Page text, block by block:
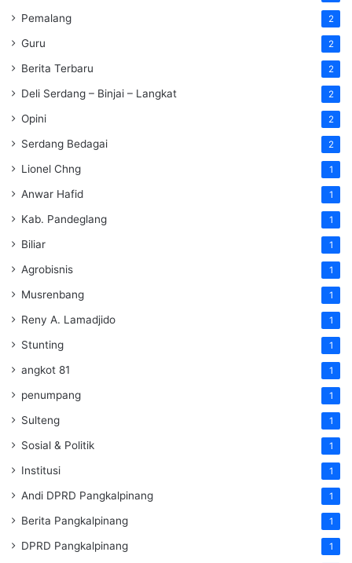
Pemalang 2
Guru 2
Berita Terbaru 2
Deli Serdang – Binjai – Langkat 2
Opini 2
Serdang Bedagai 2
Lionel Chng 1
Anwar Hafid 1
Kab. Pandeglang 1
Biliar 1
Agrobisnis 1
Musrenbang 1
Reny A. Lamadjido 1
Stunting 1
angkot 81 1
penumpang 1
Sulteng 1
Sosial & Politik 1
Institusi 1
Andi DPRD Pangkalpinang 1
Berita Pangkalpinang 1
DPRD Pangkalpinang 1